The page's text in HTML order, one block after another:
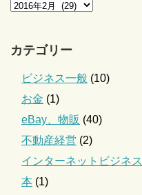
カテゴリー
ビジネス一般 (10)
お金 (1)
eBay、物販 (40)
不動産経営 (2)
インターネットビジネス
本 (1)